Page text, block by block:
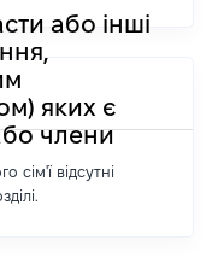
або інші
яких є
члени
сім'ї відсутні